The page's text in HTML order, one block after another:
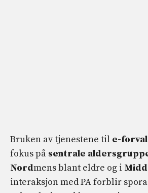
Bruken av tjenestene til e-
fokus på sentrale
Nordmens blant eldre og i
interaksjon med PA forblir